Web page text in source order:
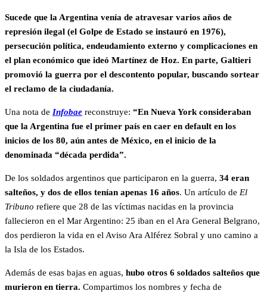
Sucede que la Argentina venía de atravesar varios años de
represión ilegal (el Golpe de Estado se instauró en 1976),
persecución política, endeudamiento externo y complicaciones en
el plan económico que ideó Martínez de Hoz. En parte, Galtieri
promovió la guerra por el descontento popular, buscando sortear
el reclamo de la ciudadanía.
Una nota de Infobae reconstruye: “En Nueva York consideraban
que la Argentina fue el primer país en caer en default en los
inicios de los 80, aún antes de México, en el inicio de la
denominada “década perdida”.
De los soldados argentinos que participaron en la guerra, 34 eran
salteños, y dos de ellos tenían apenas 16 años. Un artículo de El
Tribuno refiere que 28 de las víctimas nacidas en la provincia
fallecieron en el Mar Argentino: 25 iban en el Ara General Belgrano,
dos perdieron la vida en el Aviso Ara Alférez Sobral y uno camino a
la Isla de los Estados.
Además de esas bajas en aguas, hubo otros 6 soldados salteños que
murieron en tierra. Compartimos los nombres y fecha de